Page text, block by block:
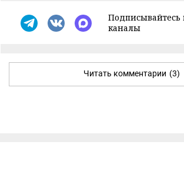
каналы
Читать комментарии (3)